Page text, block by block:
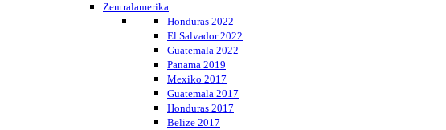
Zentralamerika
Honduras 2022
El Salvador 2022
Guatemala 2022
Panama 2019
Mexiko 2017
Guatemala 2017
Honduras 2017
Belize 2017